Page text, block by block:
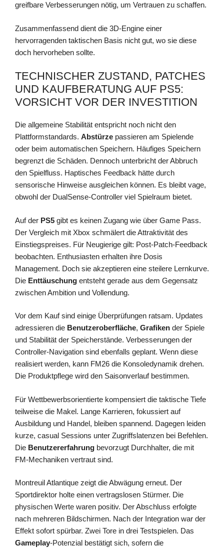
greifbare Verbesserungen nötig, um Vertrauen zu schaffen.
Zusammenfassend dient die 3D-Engine einer
hervorragenden taktischen Basis nicht gut, wo sie diese
doch hervorheben sollte.
TECHNISCHER ZUSTAND, PATCHES
UND KAUFBERATUNG AUF PS5:
VORSICHT VOR DER INVESTITION
Die allgemeine Stabilität entspricht noch nicht den
Plattformstandards. Abstürze passieren am Spielende
oder beim automatischen Speichern. Häufiges Speichern
begrenzt die Schäden. Dennoch unterbricht der Abbruch
den Spielfluss. Haptisches Feedback hätte durch
sensorische Hinweise ausgleichen können. Es bleibt vage,
obwohl der DualSense-Controller viel Spielraum bietet.
Auf der PS5 gibt es keinen Zugang wie über Game Pass.
Der Vergleich mit Xbox schmälert die Attraktivität des
Einstiegspreises. Für Neugierige gilt: Post-Patch-Feedback
beobachten. Enthusiasten erhalten ihre Dosis
Management. Doch sie akzeptieren eine steilere Lernkurve.
Die Enttäuschung entsteht gerade aus dem Gegensatz
zwischen Ambition und Vollendung.
Vor dem Kauf sind einige Überprüfungen ratsam. Updates
adressieren die Benutzeroberfläche, Grafiken der Spiele
und Stabilität der Speicherstände. Verbesserungen der
Controller-Navigation sind ebenfalls geplant. Wenn diese
realisiert werden, kann FM26 die Konsoledynamik drehen.
Die Produktpflege wird den Saisonverlauf bestimmen.
Für Wettbewerbsorientierte kompensiert die taktische Tiefe
teilweise die Makel. Lange Karrieren, fokussiert auf
Ausbildung und Handel, bleiben spannend. Dagegen leiden
kurze, casual Sessions unter Zugriffslatenzen bei Befehlen.
Die Benutzererfahrung bevorzugt Durchhalter, die mit
FM-Mechaniken vertraut sind.
Montreuil Atlantique zeigt die Abwägung erneut. Der
Sportdirektor holte einen vertragslosen Stürmer. Die
physischen Werte waren positiv. Der Abschluss erfolgte
nach mehreren Bildschirmen. Nach der Integration war der
Effekt sofort spürbar. Zwei Tore in drei Testspielen. Das
Gameplay-Potenzial bestätigt sich, sofern die